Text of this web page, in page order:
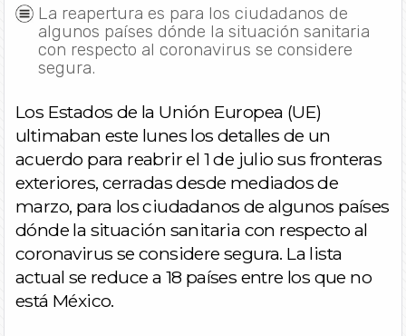
La reapertura es para los ciudadanos de
algunos países dónde la situación sanitaria
con respecto al coronavirus se considere
segura.
Los Estados de la Unión Europea (UE)
ultimaban este lunes los detalles de un
acuerdo para reabrir el 1 de julio sus fronteras
exteriores, cerradas desde mediados de
marzo, para los ciudadanos de algunos países
dónde la situación sanitaria con respecto al
coronavirus se considere segura. La lista
actual se reduce a 18 países entre los que no
está México.